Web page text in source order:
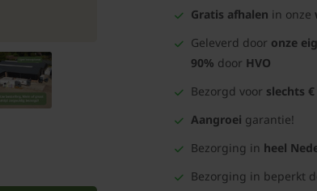
Gratis afhalen in onze
Geleverd door onze
90% door HVO
Bezorgd voor slechts €
Aangroei garantie!
Bezorging in heel
Bezorging in beperkt